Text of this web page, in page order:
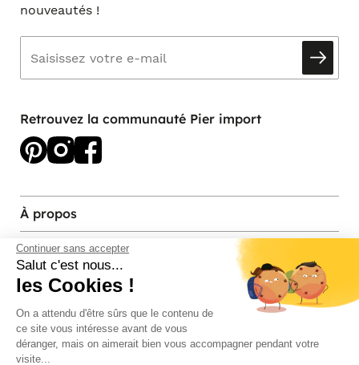
Continuer sans accepter
Salut c'est nous...
les Cookies !
On a attendu d'être sûrs que le contenu de
ce site vous intéresse avant de vous
déranger, mais on aimerait bien vous accompagner pendant votre
visite...
nouveautés !
Retrouvez la communauté Pier import
À propos
Services et contact
Magasins et Showrooms
Modes de paiement acceptés